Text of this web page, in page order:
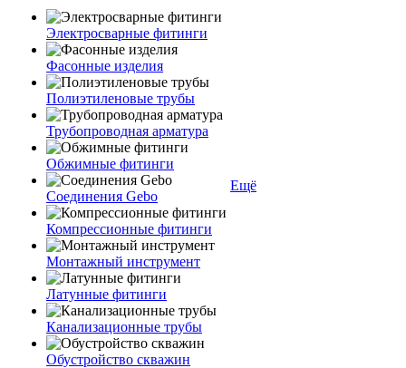
Электросварные фитинги
Фасонные изделия
Полиэтиленовые трубы
Трубопроводная арматура
Обжимные фитинги
Соединения Gebo
Компрессионные фитинги
Монтажный инструмент
Латунные фитинги
Канализационные трубы
Обустройство скважин
Ещё